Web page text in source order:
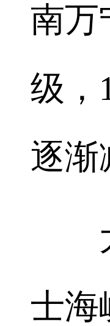
南万
级，
逐渐
大
士海